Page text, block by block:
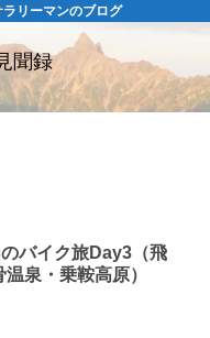
リーマンのブログ
聞録
バイク旅Day3（飛
泉・乗鞍高原）